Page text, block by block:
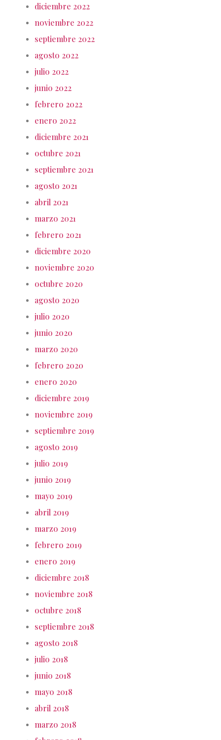
diciembre 2022
noviembre 2022
septiembre 2022
agosto 2022
julio 2022
junio 2022
febrero 2022
enero 2022
diciembre 2021
octubre 2021
septiembre 2021
agosto 2021
abril 2021
marzo 2021
febrero 2021
diciembre 2020
noviembre 2020
octubre 2020
agosto 2020
julio 2020
junio 2020
marzo 2020
febrero 2020
enero 2020
diciembre 2019
noviembre 2019
septiembre 2019
agosto 2019
julio 2019
junio 2019
mayo 2019
abril 2019
marzo 2019
febrero 2019
enero 2019
diciembre 2018
noviembre 2018
octubre 2018
septiembre 2018
agosto 2018
julio 2018
junio 2018
mayo 2018
abril 2018
marzo 2018